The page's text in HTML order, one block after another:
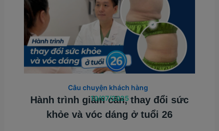
Hành trình giảm cân, thay đổi sức
khỏe và vóc dáng ở tuổi 26
Câu chuyện khách hàng
10/07/2025